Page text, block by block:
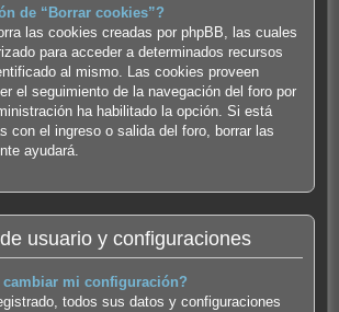
de “Borrar cookies”?
las cookies creadas por phpBB, las cuales
para acceder a determinados recursos
al mismo. Las cookies proveen
el seguimiento de la navegación del foro por
ha habilitado la opción. Si está
con el ingreso o salida del foro, borrar las
ayudará.
usuario y configuraciones
cambiar mi configuración?
todos sus datos y configuraciones